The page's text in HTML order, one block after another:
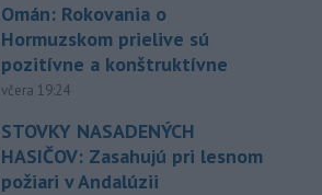
Omán: Rokovania o
Hormuzskom prielive sú
pozitívne a konštruktívne
včera 19:24
STOVKY NASADENÝCH
HASIČOV: Zasahujú pri lesnom
požiari v Andalúzii